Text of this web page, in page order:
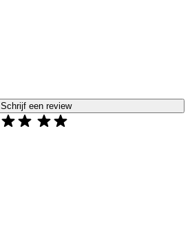
Schrijf een review